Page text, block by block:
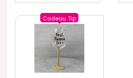
Cadeau Tip